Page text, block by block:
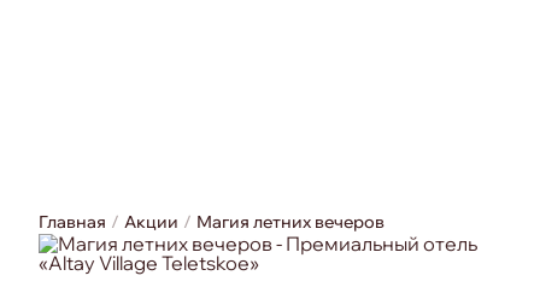
Главная Акции Магия летних вечеров